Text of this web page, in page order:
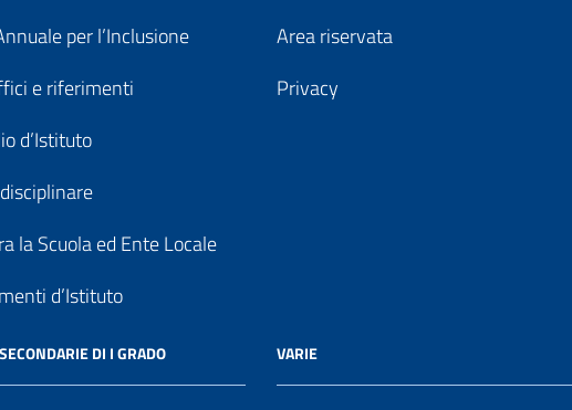
per l’Inclusione
e riferimenti
d’Istituto
la Scuola ed Ente Locale
d’Istituto
Area riservata
Privacy
DI I GRADO VARIE